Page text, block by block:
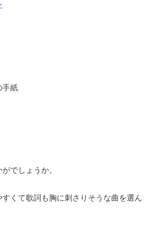
手紙
でしょうか。
くて歌詞も胸に刺さりそうな曲を選ん